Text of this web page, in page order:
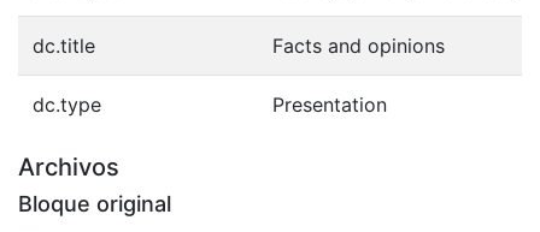
dc.title Facts and opinions
dc.type Presentation
Archivos
Bloque original